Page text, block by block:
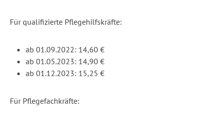
Für qualifizierte Pflegehilfskräfte:
ab 01.09.2022: 14,60 €
ab 01.05.2023: 14,90 €
ab 01.12.2023: 15,25 €
Für Pflegefachkräfte: